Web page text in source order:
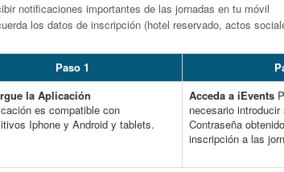
notificaciones importantes de las jornadas en tu móvil
los datos de inscripción (hotel reservado, actos
Paso 1
la Aplicación
es compatible con
Iphone y Android y tablets.
Acceda a iEvents
necesario
Contraseña
inscripción a las